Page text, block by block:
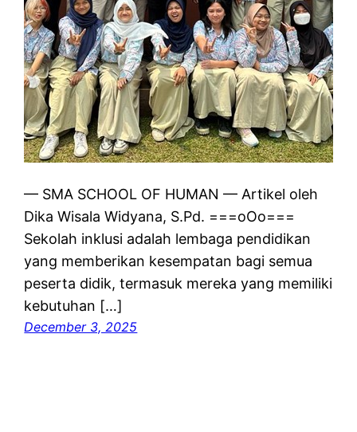
— SMA SCHOOL OF HUMAN — Artikel oleh
Dika Wisala Widyana, S.Pd. ===oOo===
Sekolah inklusi adalah lembaga pendidikan
yang memberikan kesempatan bagi semua
peserta didik, termasuk mereka yang memiliki
kebutuhan […]
December 3, 2025